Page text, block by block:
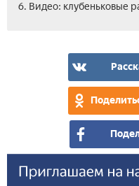
6. Видео: клубеньковые